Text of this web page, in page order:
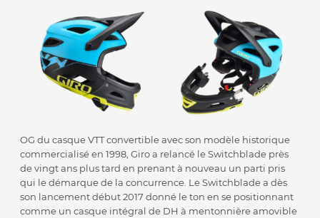
OG du casque VTT convertible avec son modèle historique
commercialisé en 1998, Giro a relancé le Switchblade près
de vingt ans plus tard en prenant à nouveau un parti pris
qui le démarque de la concurrence. Le Switchblade a dès
son lancement début 2017 donné le ton en se positionnant
comme un casque intégral de DH à mentonnière amovible